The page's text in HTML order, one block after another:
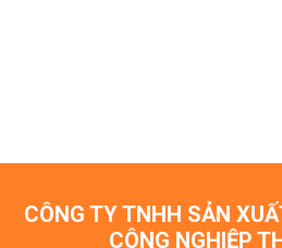
CÔNG TY TNHH SẢN
CÔNG NGHIỆP